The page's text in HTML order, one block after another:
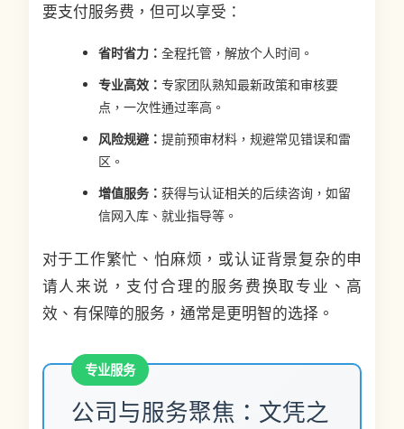
要支付服务费，但可以享受：
省时省力： 全程托管，解放个人时间。
专业高效： 专家团队熟知最新政策和审核要
点，一次性通过率高。
风险规避： 提前预审材料，规避常见错误和雷
区。
增值服务： 获得与认证相关的后续咨询，如留
信网入库、就业指导等。
对于工作繁忙、怕麻烦，或认证背景复杂的申
请人来说，支付合理的服务费换取专业、高
效、有保障的服务，通常是更明智的选择。
公司与服务聚焦：文凭之